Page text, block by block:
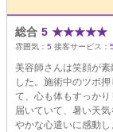
総合 5 ★★★★★
雰囲気： 5 接客サービス： 5
美容師さんは笑顔が
した。施術中のツボ
て、心も体もすっか
届いていて、暑い天
やかな心遣いに感動